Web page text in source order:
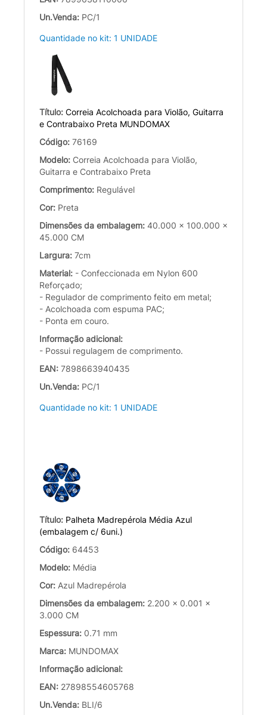
Un.Venda: PC/1
Quantidade no kit: 1 UNIDADE
Título: Correia Acolchoada para Violão, Guitarra
e Contrabaixo Preta MUNDOMAX
Código: 76169
Modelo: Correia Acolchoada para Violão,
Guitarra e Contrabaixo Preta
Comprimento: Regulável
Cor: Preta
Dimensões da embalagem: 40.000 x 100.000 x
45.000 CM
Largura: 7cm
Material: - Confeccionada em Nylon 600
Reforçado;
- Regulador de comprimento feito em metal;
- Acolchoada com espuma PAC;
- Ponta em couro.
Informação adicional:
- Possui regulagem de comprimento.
EAN: 7898663940435
Un.Venda: PC/1
Quantidade no kit: 1 UNIDADE
Título: Palheta Madrepérola Média Azul
(embalagem c/ 6uni.)
Código: 64453
Modelo: Média
Cor: Azul Madrepérola
Dimensões da embalagem: 2.200 x 0.001 x
3.000 CM
Espessura: 0.71 mm
Marca: MUNDOMAX
Informação adicional:
EAN: 27898554605768
Un.Venda: BLI/6